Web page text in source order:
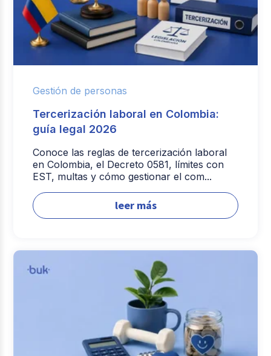
Gestión de personas
Tercerización laboral en Colombia:
guía legal 2026
Conoce las reglas de tercerización laboral
en Colombia, el Decreto 0581, límites con
EST, multas y cómo gestionar el com...
leer más